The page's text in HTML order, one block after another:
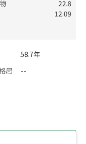
22.8
12.09
58.7年
局
--